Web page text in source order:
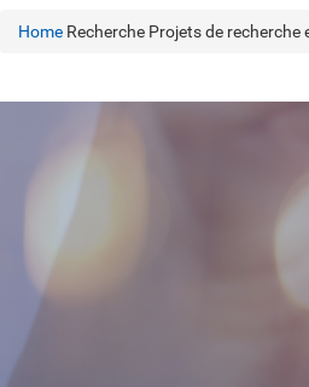
Home Recherche Projets de recherche